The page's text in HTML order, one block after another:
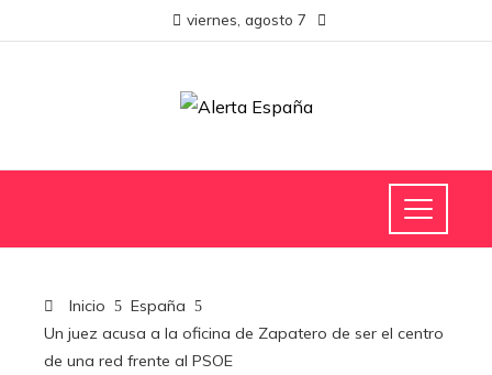
viernes, agosto 7
Inicio
España
Un juez acusa a la oficina de Zapatero de ser el centro
de una red frente al PSOE